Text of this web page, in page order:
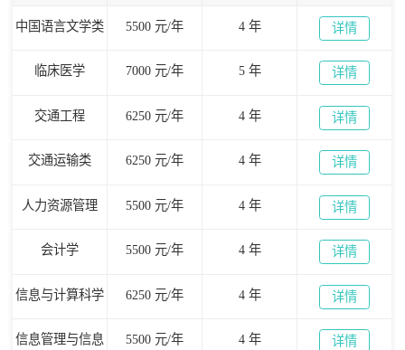
中国语言文学类 5500 元/年 4 年 详情
临床医学 7000 元/年 5 年 详情
交通工程 6250 元/年 4 年 详情
交通运输类 6250 元/年 4 年 详情
人力资源管理 5500 元/年 4 年 详情
会计学 5500 元/年 4 年 详情
信息与计算科学 6250 元/年 4 年 详情
信息管理与信息
5500 元/年 4 年 详情